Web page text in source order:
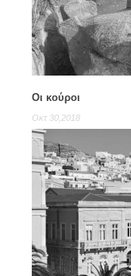
Οι κούροι
Οκτ 30,2018